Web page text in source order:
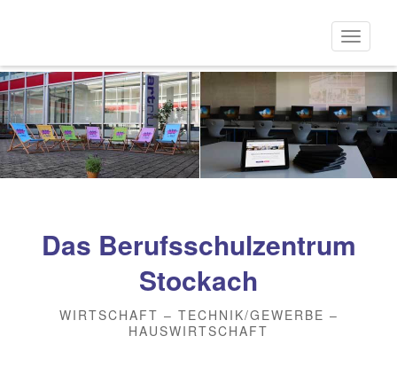
Inhalt
Das Berufsschulzentrum
Stockach
WIRTSCHAFT – TECHNIK/GEWERBE –
HAUSWIRTSCHAFT